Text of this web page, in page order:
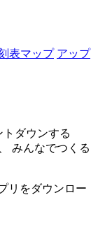
表マップ アップ
ダウンする
みんなでつくる
リをダウンロー